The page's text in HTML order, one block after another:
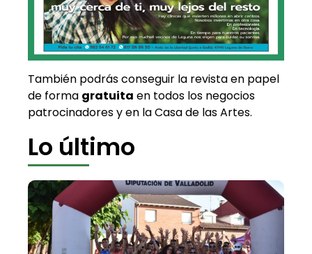
También podrás conseguir la revista en papel
de forma gratuita en todos los negocios
patrocinadores y en la Casa de las Artes.
Lo último